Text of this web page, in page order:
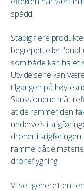
spådd.
Stadig flere
begrepet, eller
som både kan ha et
Utvidelsene kan
tilgangen på
Sanksjonene må
at de rammer den
underveis i
droner i krigføringen
ramme både
droneflygning.
Vi ser generelt en